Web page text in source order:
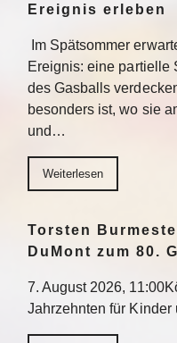
Ereignis erleben
Im Spätsommer
Ereignis: eine partielle
des Gasballs
besonders ist, wo sie
und…
Weiterlesen
Torsten
DuMont zum 80.
7. August 2026,
Jahrzehnten für